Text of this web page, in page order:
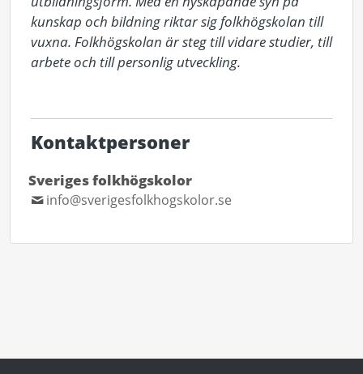
kunskap och bildning riktar sig folkhögskolan till
vuxna. Folkhögskolan är steg till vidare studier, till
arbete och till personlig utveckling.
Kontaktpersoner
Sveriges folkhögskolor
info@sverigesfolkhogskolor.se